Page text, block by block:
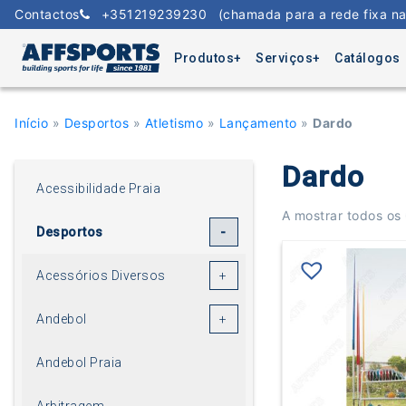
Skip
Contactos +351219239230 (chamada para a rede fixa
Produtos Serviços Catálogos
Início » Desportos » Atletismo » Lançamento » Dardo
Dardo
A mostrar todos
Acessibilidade Praia
Desportos
Acessórios Diversos
Andebol
Andebol Praia